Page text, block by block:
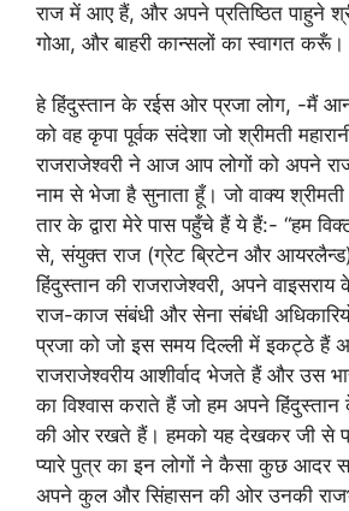
राज में आए हैं, और अपने प्रतिष्ठित पाहुने
गोआ, और बाहरी कान्सलों का स्वागत करूँ।
हे हिंदुस्तान के रईस ओर प्रजा लोग, -मैं
को वह कृपा पूर्वक संदेशा जो श्रीमती
राजराजेश्वरी ने आज आप लोगों को अपने
नाम से भेजा है सुनाता हूँ। जो वाक्य
तार के द्वारा मेरे पास पहुँचे हैं ये हैं:- “हम
से, संयुक्त राज (ग्रेट ब्रिटेन और आयरलैन्ड)
हिंदुस्तान की राजराजेश्वरी, अपने वाइसराय
राज-काज संबंधी और सेना संबंधी
प्रजा को जो इस समय दिल्ली में इकट्ठे हैं
राजराजेश्वरीय आशीर्वाद भेजते हैं और उस
का विश्वास कराते हैं जो हम अपने हिंदुस्तान
की ओर रखते हैं। हमको यह देखकर जी से
प्यारे पुत्र का इन लोगों ने कैसा कुछ आदर
अपने कुल और सिंहासन की ओर उनकी